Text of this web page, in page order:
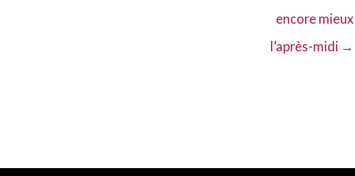
encore mieux
l’après-midi →